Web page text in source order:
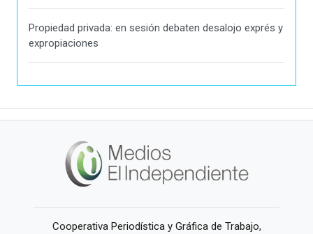
Propiedad privada: en sesión debaten desalojo exprés y
expropiaciones
Cooperativa Periodística y Gráfica de Trabajo,